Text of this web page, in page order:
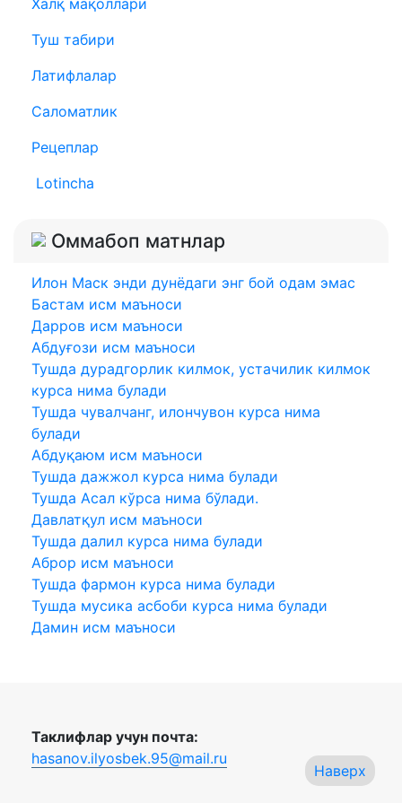
Туш табири
Латифлалар
Саломатлик
Рецеплар
Lotincha
Оммабоп матнлар
Илон Маск энди дунёдаги энг бой одам эмас
Бастам исм маъноси
Дарров исм маъноси
Абдуғози исм маъноси
Тушда дурадгорлик килмок, устачилик килмок
курса нима булади
Тушда чувалчанг, илончувон курса нима
булади
Абдуқаюм исм маъноси
Тушда дажжол курса нима булади
Тушда Асал кўрса нима бўлади.
Давлатқул исм маъноси
Тушда далил курса нима булади
Аброр исм маъноси
Тушда фармон курса нима булади
Тушда мусика асбоби курса нима булади
Дамин исм маъноси
Наверх
Таклифлар учун почта:
hasanov.ilyosbek.95@mail.ru